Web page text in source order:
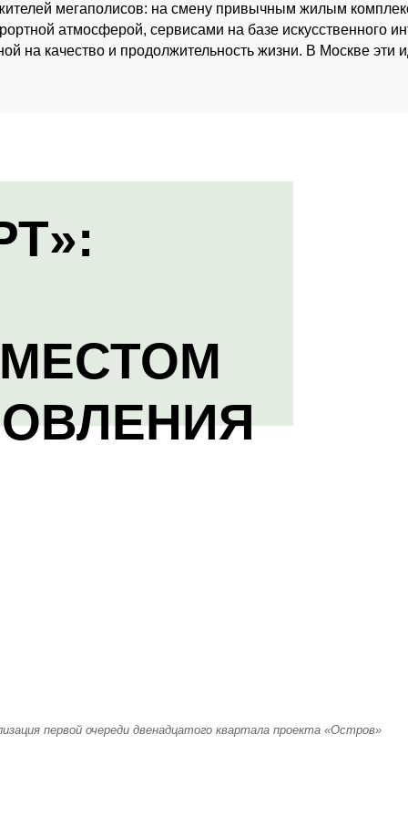
мегаполисов: на смену привычным жилым
атмосферой, сервисами на базе искусственного
на качество и продолжительность жизни. В Москве
первой очереди двенадцатого квартала проекта «Остров»